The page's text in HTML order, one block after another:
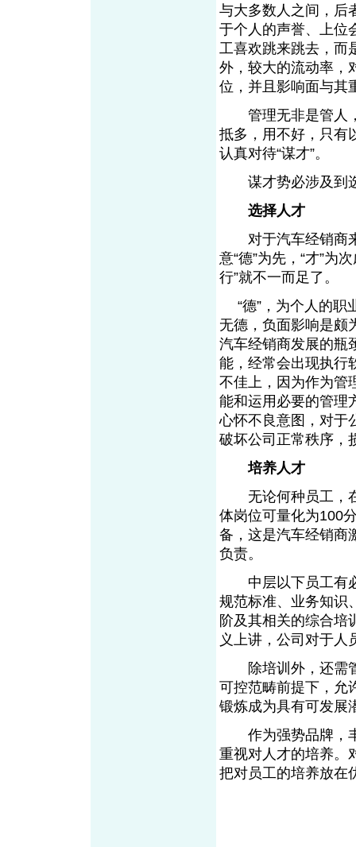
与大多数人之间，后
于个人的声誉、上位
工喜欢跳来跳去，而
外，较大的流动率，
位，并且影响面与其
管理无非是管人，
抵多，用不好，只有
认真对待“谋才”。
谋才势必涉及到选
选择人才
对于汽车经销商来
意“德”为先，“才”为
行”就不一而足了。
“德”，为个人的职
无德，负面影响是颇
汽车经销商发展的瓶
能，经常会出现执行
不佳上，因为作为管
能和运用必要的管理
心怀不良意图，对于
破坏公司正常秩序，
培养人才
无论何种员工，在
体岗位可量化为100
备，这是汽车经销商
负责。
中层以下员工有必
规范标准、业务知识
阶及其相关的综合培
义上讲，公司对于人
除培训外，还需管
可控范畴前提下，允
锻炼成为具有可发展
作为强势品牌，丰
重视对人才的培养。
把对员工的培养放在